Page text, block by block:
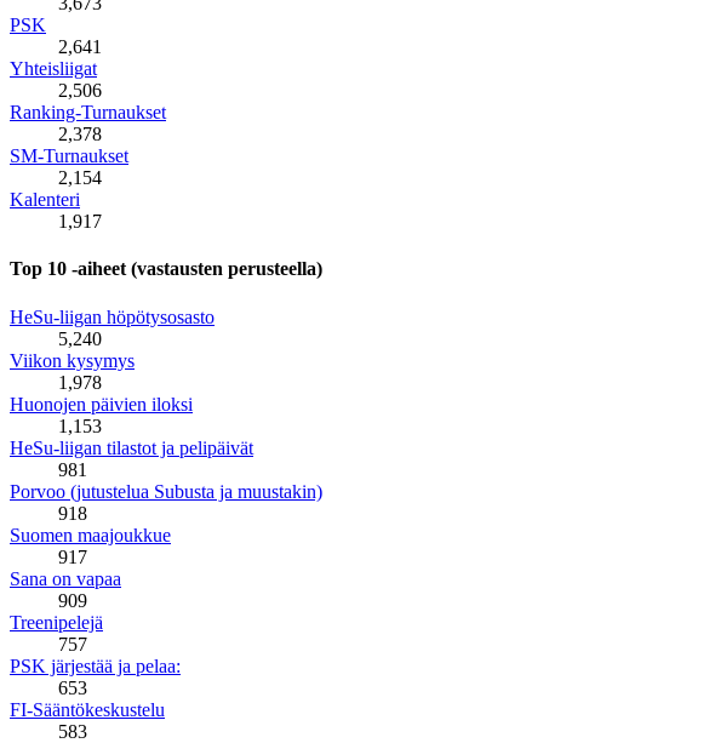
PSK
2,641
Yhteisliigat
2,506
Ranking-Turnaukset
2,378
SM-Turnaukset
2,154
Kalenteri
1,917
Top 10 -aiheet (vastausten perusteella)
HeSu-liigan höpötysosasto
5,240
Viikon kysymys
1,978
Huonojen päivien iloksi
1,153
HeSu-liigan tilastot ja pelipäivät
981
Porvoo (jutustelua Subusta ja muustakin)
918
Suomen maajoukkue
917
Sana on vapaa
909
Treenipelejä
757
PSK järjestää ja pelaa:
653
FI-Sääntökeskustelu
583